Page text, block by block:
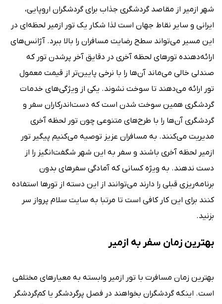
شهر ازمیر از مقاصد گردشگری جذاب برای گردشگران اروپایی،
ایرانی و سایر نقاط جهان است لذا شکار یک تور ازمیر لحظه‌ای در
این مسیر می‌تواند سطح رضایت مسافران را بالا ببرد. آژانس‌های
ارائه‌دهنده تورهای لحظه آخری در دقایق آخر پرشدن تور که
صندلی خالی می‌ماند آن‌ها را با نرخی پایین‌تر از قیمت معمول
تور ارائه می‌دهند تا سوخت نشوند. یکی از ویژگی‌های خدمات
گردشگری همین سوخت شدن است که دست‌اندرکاران سفر و
گردشگری آن‌ها را با طرح‌های متنوعی چون تور لحظه آخری
مدیریت می‌کنند. به مسافران عزیز توصیه می‌کنیم پیگیر تور
ازمیر لحظه آخری باشند و سفر به این شهر شگفت‌انگیز را از
دست ندهند. به ویژه کسانی که آمادگی سفرهای بدون
برنامه‌ریزی قبلی را دارند می‌توانند از این دسته از تورها استفاده
کنند برای این کار کافی است تا مرتبا به سایت سلام پرواز سر
بزنید.
بهترین زمان سفر به ازمیر
بهترین زمان مسافرت با تور ازمیر وابسته به معیارهای مختلفی
است. اینکه گردشگران بخواهند در فصل پرگردشگر یا کم‌گردشگر